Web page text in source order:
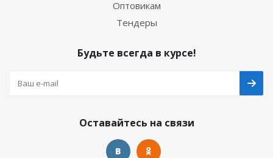
Оптовикам
Тендеры
Будьте всегда в курсе!
Оставайтесь на связи